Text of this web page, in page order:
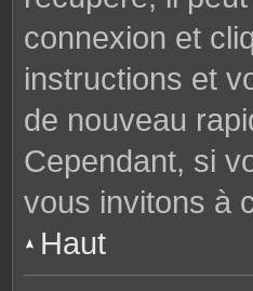
connexion et
instructions et
de nouveau
Cependant, si
vous invitons à
Haut